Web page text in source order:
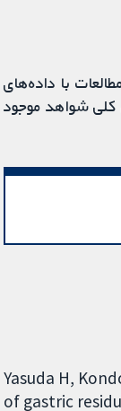
با داده‌های
کلی شواهد موجود
Yasuda H,
of gastric